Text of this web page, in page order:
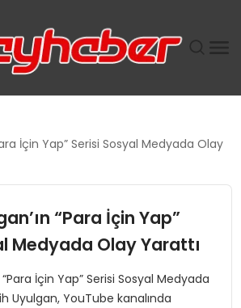
MODELI EKONOMIDE KADIN
MÜHENDISLIĞINDE HEDEF
GERGİNLİĞİ!
İçin Yap” Serisi Sosyal Medyada Olay
“Para İçin Yap”
Medyada Olay Yarattı
İçin Yap” Serisi Sosyal Medyada
Uyulgan, YouTube kanalında